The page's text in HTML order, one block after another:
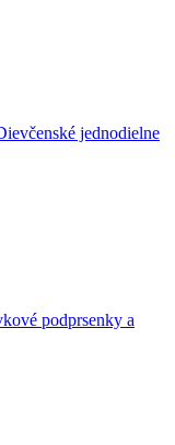
jednodielne
podprsenky a